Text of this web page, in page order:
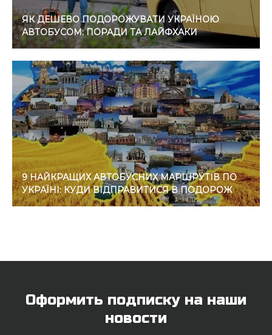
ЯК ДЕШЕВО ПОДОРОЖУВАТИ УКРАЇНОЮ
АВТОБУСОМ: ПОРАДИ ТА ЛАЙФХАКИ
9 НАЙКРАЩИХ АВТОБУСНИХ МАРШРУТІВ ПО
УКРАЇНІ: КУДИ ВІДПРАВИТИСЯ В ПОДОРОЖ
Оформить подписку на наши
новости